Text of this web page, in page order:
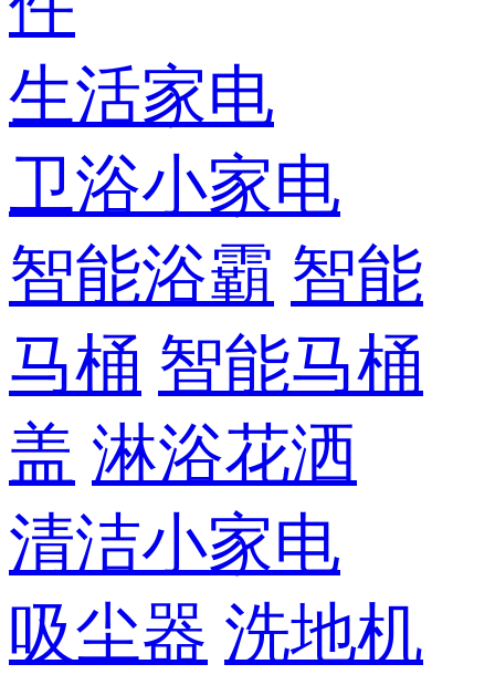
生活家电
卫浴小家电
智能浴霸 智能
马桶 智能马桶
盖 淋浴花洒
清洁小家电
吸尘器 洗地机